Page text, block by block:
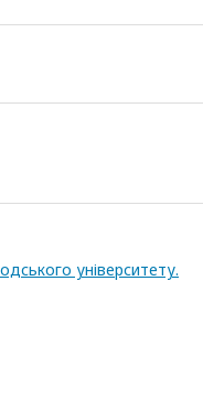
університету.